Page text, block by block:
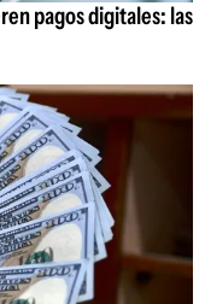
pagos digitales: las